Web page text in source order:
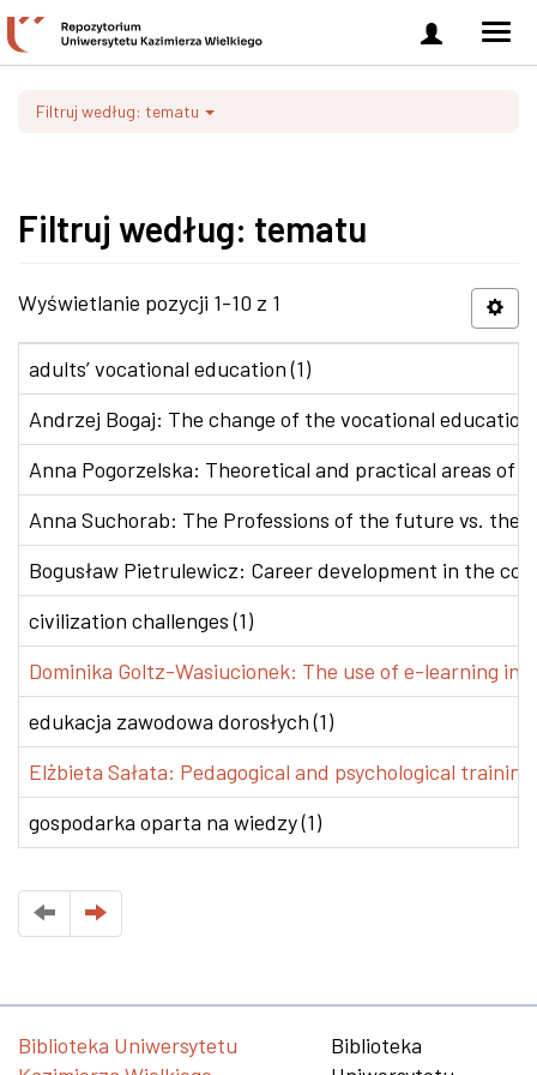
Zaloguj
się
Filtruj według: tematu
Filtruj według: tematu
Wyświetlanie pozycji 1-10 z 1
adults’ vocational education (1)
Andrzej Bogaj: The change of the vocational
Anna Pogorzelska: Theoretical and practical areas of
Anna Suchorab: The Professions of the future vs. the
Bogusław Pietrulewicz: Career development in the
civilization challenges (1)
Dominika Goltz-Wasiucionek: The use of e-learning in
edukacja zawodowa dorosłych (1)
Elżbieta Sałata: Pedagogical and psychological
gospodarka oparta na wiedzy (1)
Biblioteka Uniwersytetu
Biblioteka